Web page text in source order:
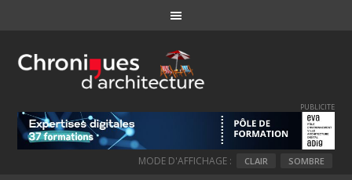
PUBLICITE
MODE D'AFFICHAGE : CLAIR SOMBRE